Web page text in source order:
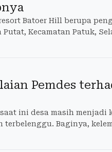
Batoer Hill berupa
Kecamatan Patuk,
Pemdes
ini desa masih menjadi
Baginya,